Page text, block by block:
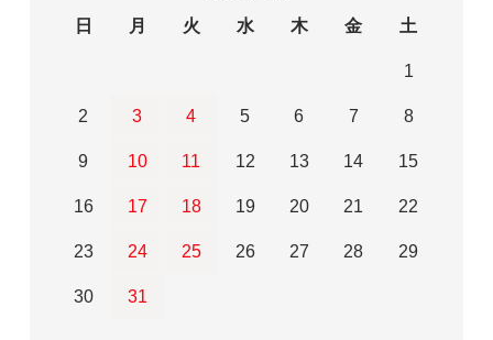
日
月 火 水 木 金 土
1
2 3 4 5 6 7 8
9 10 11 12 13 14 15
16 17 18 19 20 21 22
23 24 25 26 27 28 29
30 31